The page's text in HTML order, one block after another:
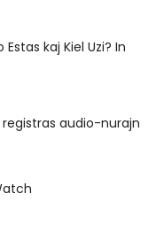
kaj Kiel Uzi? In
registras audio-nurajn